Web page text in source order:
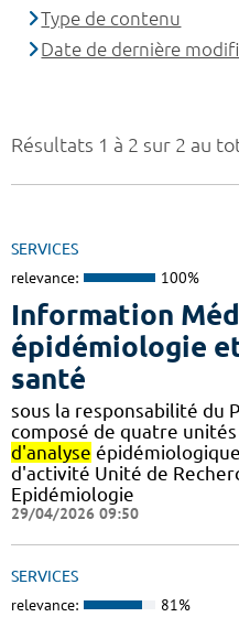
Résultats 1 à 2 sur 2 au
SERVICES
relevance: 100%
Information
épidémiologie
santé
sous la responsabilité du
composé de quatre
d'analyse
d'activité Unité de
Epidémiologie
29/04/2026 09:50
SERVICES
relevance: 81%
Type de contenu
Date de dernière